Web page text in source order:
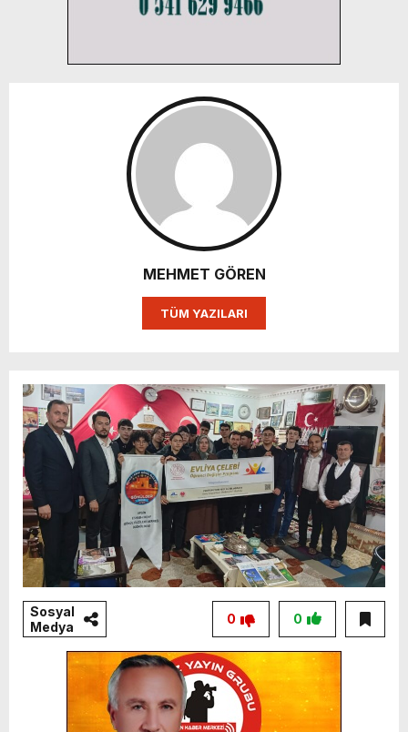
MEHMET GÖREN
TÜM YAZILARI
Sosyal
Medya
0
0